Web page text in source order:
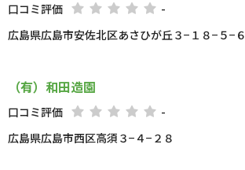
口コミ評価
-
広島県広島市安佐北区あさひが丘３−１８−５−６
（有）和田造園
口コミ評価
-
広島県広島市西区高須３−４−２８